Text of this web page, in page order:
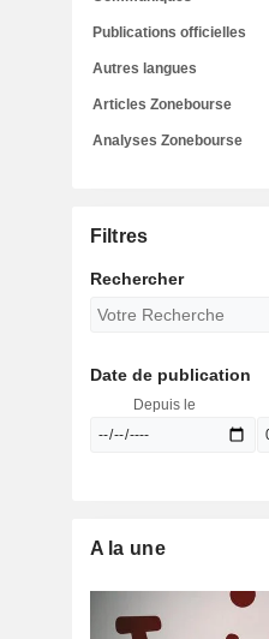
Publications officielles
Autres langues
Articles Zonebourse
Analyses Zonebourse
Filtres
Rechercher
Date de publication
Depuis le
A la une